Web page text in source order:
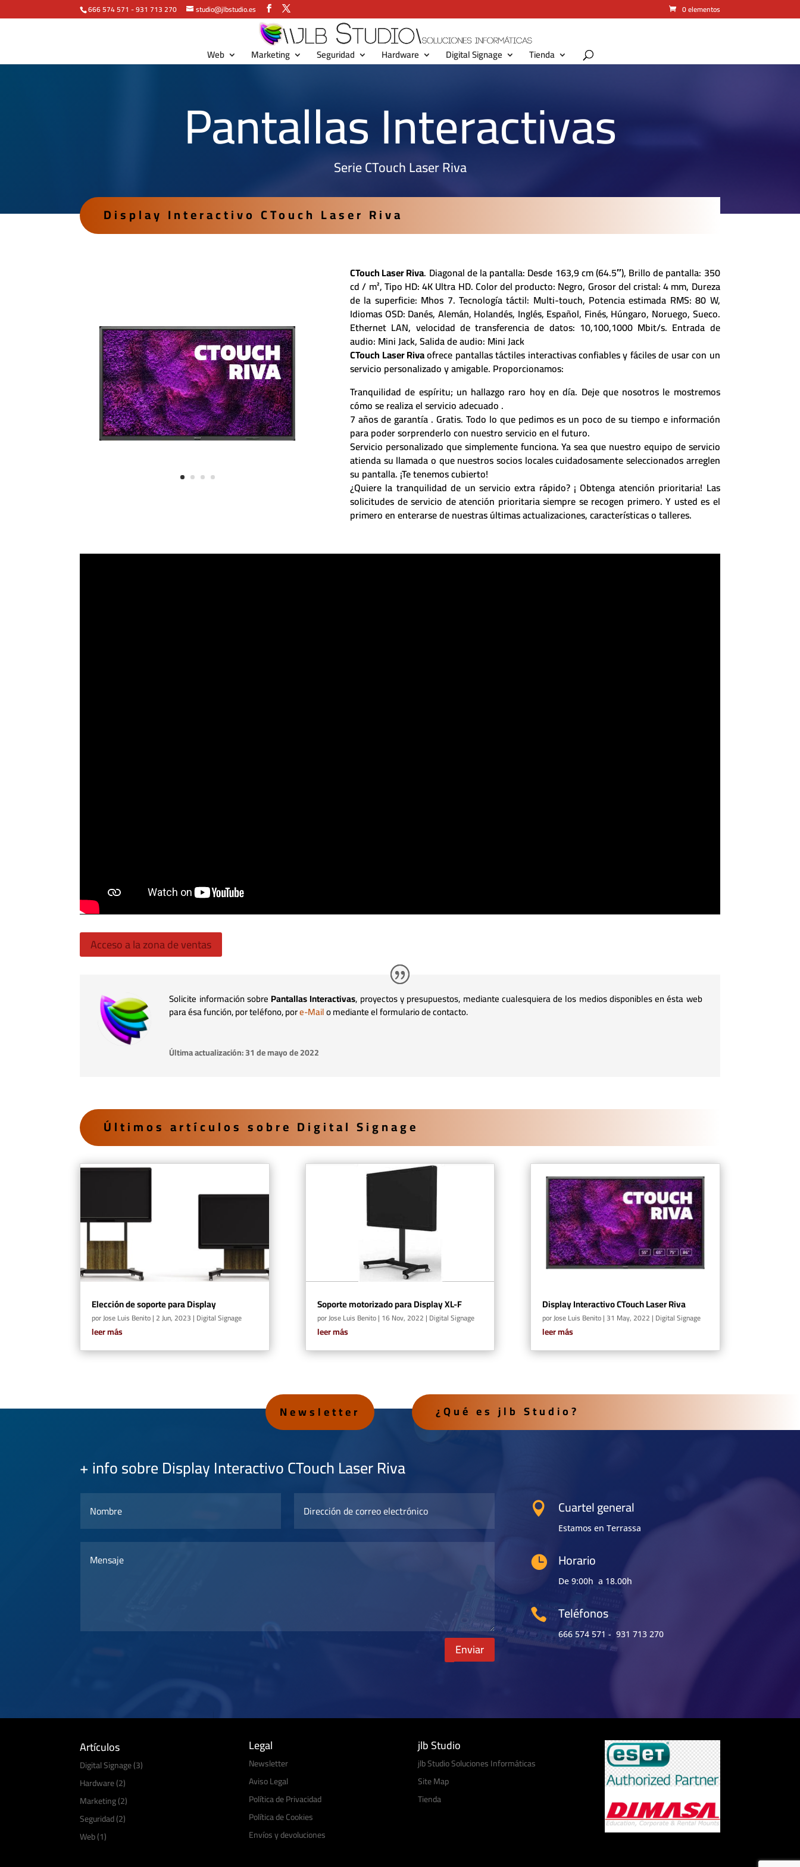
666 574 571 -931 713 270 studio@jlbstudio.es 0 elementos
Web Marketing Seguridad Hardware Digital Signage Tienda
Pantallas Interactivas
Serie CTouch Laser Riva
Display Interactivo CTouch Laser Riva
CTouch Laser Riva. Diagonal de la pantalla: Desde 163,9 cm (64.5″), Brillo de pantalla: 350
cd / m², Tipo HD: 4K Ultra HD. Color del producto: Negro, Grosor del cristal: 4 mm, Dureza
de la superficie: Mhos 7. Tecnología táctil: Multi-touch, Potencia estimada RMS: 80 W,
Idiomas OSD: Danés, Alemán, Holandés, Inglés, Español, Finés, Húngaro, Noruego, Sueco.
Ethernet LAN, velocidad de transferencia de datos: 10,100,1000 Mbit/s. Entrada de
audio: Mini Jack, Salida de audio: Mini Jack
CTouch Laser Rivaofrece pantallas táctiles interactivas confiables y fáciles de usar con un
servicio personalizado y amigable. Proporcionamos:
Tranquilidad de espíritu; un hallazgo raro hoy en día. Deje que nosotros le mostremos
cómo se realiza el servicio adecuado .
7 años de garantía . Gratis. Todo lo que pedimos es un poco de su tiempo e información
para poder sorprenderlo con nuestro servicio en el futuro.
Servicio personalizado que simplemente funciona. Ya sea que nuestro equipo de servicio
atienda su llamada o que nuestros socios locales cuidadosamente seleccionados arreglen
su pantalla. ¡Te tenemos cubierto!
¿Quiere la tranquilidad de un servicio extra rápido? ¡ Obtenga atención prioritaria! Las
solicitudes de servicio de atención prioritaria siempre se recogen primero. Y usted es el
primero en enterarse de nuestras últimas actualizaciones, características o talleres.
Acceso a la zona de ventas
Solicite información sobre Pantallas Interactivas, proyectos y presupuestos, mediante cualesquiera de los medios disponibles en ésta web
para ésa función, por teléfono, pore-Mailo mediante el formulario de contacto.
Última actualización: 31 de mayo de 2022
Últimos artículos sobre Digital Signage
Elección de soporte para Display
porJose Luis Benito|2 Jun, 2023 | Digital Signage
leer más
Soporte motorizado para Display XL-F
porJose Luis Benito| 16 Nov, 2022 | Digital Signage
leer más
Display Interactivo CTouch Laser Riva
porJose Luis Benito|31 May, 2022 | Digital Signage
leer más
Newsletter ¿Qué es jlb Studio?
+ info sobre Display Interactivo CTouch Laser Riva
Enviar
 Cuartel general
Estamos en Terrassa
 Horario
De 9:00h a 18.00h
 Teléfonos
666 574 571 - 931 713 270
Artículos
Digital Signage(3)
Hardware(2)
Marketing(2)
Seguridad(2)
Web(1)
Legal
Newsletter
Aviso Legal
Política de Privacidad
Política de Cookies
Envíos y devoluciones
jlb Studio
jlb Studio Soluciones Informáticas
Site Map
Tienda